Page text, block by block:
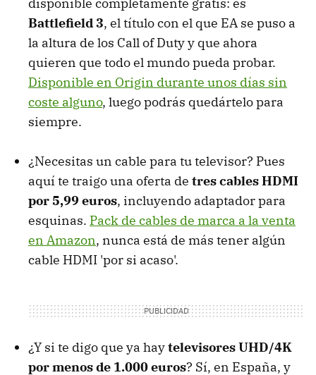
Battlefield 3, el título con el que EA se puso a
la altura de los Call of Duty y que ahora
quieren que todo el mundo pueda probar.
Disponible en Origin durante unos días sin
coste alguno, luego podrás quedártelo para
siempre.
¿Necesitas un cable para tu televisor? Pues
aquí te traigo una oferta de tres cables HDMI
por 5,99 euros, incluyendo adaptador para
esquinas. Pack de cables de marca a la venta
en Amazon, nunca está de más tener algún
cable HDMI 'por si acaso'.
¿Y si te digo que ya haytelevisores UHD/4K
por menos de 1.000 euros? Sí, en España, y